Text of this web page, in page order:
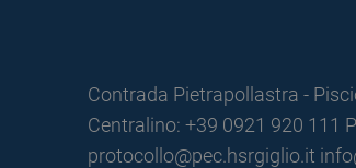
Contrada Pietrapollastra -
Centralino: +39 0921 920 111
protocollo@pec.hsrgiglio.it